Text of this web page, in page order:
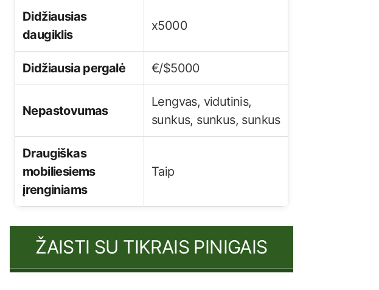
Didžiausias
daugiklis
x5000
Didžiausia pergalė €/$5000
Nepastovumas
Lengvas, vidutinis,
sunkus, sunkus, sunkus
Draugiškas
mobiliesiems
įrenginiams
Taip
ŽAISTI SU TIKRAIS PINIGAIS